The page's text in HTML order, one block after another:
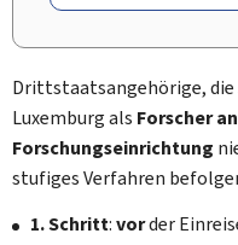
Drittstaatsangehörige, die
Luxemburg als Forscher
Forschungseinrichtung
stufiges Verfahren
1. Schritt:vorder